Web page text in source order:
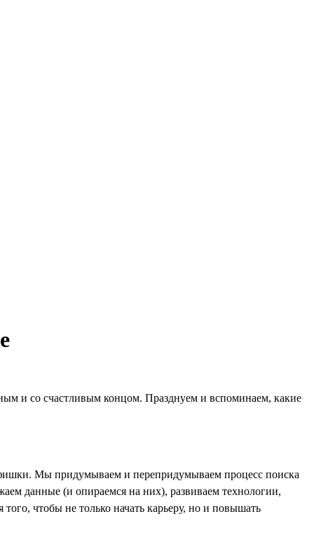
и со счастливым концом. Празднуем и вспоминаем, какие
Мы придумываем и перепридумываем процесс поиска
данные (и опираемся на них), развиваем технологии,
чтобы не только начать карьеру, но и повышать